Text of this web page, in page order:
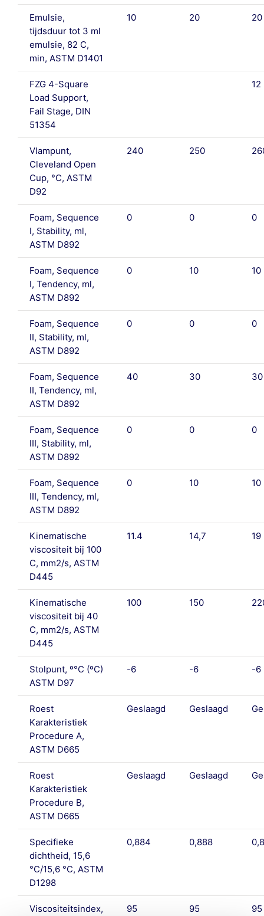
Emulsie,
tijdsduur tot 3 ml
emulsie, 82 C,
min, ASTM D1401
10 20 20
FZG 4-Square
Load Support,
Fail Stage, DIN
51354
12
Vlampunt,
Cleveland Open
Cup, °C, ASTM
D92
240 250
Foam, Sequence
I, Stability, ml,
ASTM D892
0 0 0
Foam, Sequence
I, Tendency, ml,
ASTM D892
0 10 10
Foam, Sequence
II, Stability, ml,
ASTM D892
0 0 0
Foam, Sequence
II, Tendency, ml,
ASTM D892
40 30 30
Foam, Sequence
III, Stability, ml,
ASTM D892
0 0 0
Foam, Sequence
III, Tendency, ml,
ASTM D892
0 10 10
Kinematische
viscositeit bij 100
C, mm2/s, ASTM
D445
11.4 14,7 19
Kinematische
viscositeit bij 40
C, mm2/s, ASTM
D445
100 150
Stolpunt, º°C (ºC)
ASTM D97
-6 -6 -6
Roest
Karakteristiek
Procedure A,
ASTM D665
Geslaagd Geslaagd
Roest
Karakteristiek
Procedure B,
ASTM D665
Geslaagd Geslaagd
Specifieke
dichtheid, 15,6
°C/15,6 °C, ASTM
D1298
0,884 0,888
Viscositeitsindex, 95 95 95